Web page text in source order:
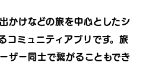
かけなどの旅を中心としたシ
コミュニティアプリです。旅
ザー同士で繋がることもでき